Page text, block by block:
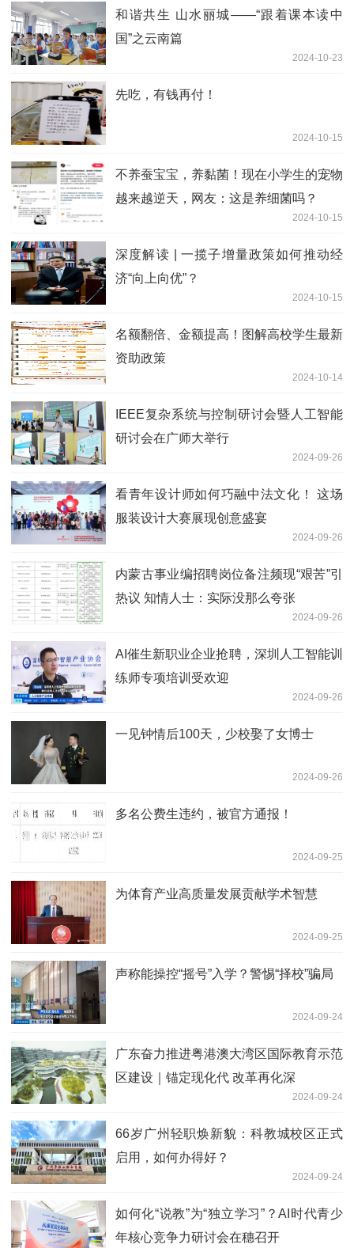
和谐共生 山水丽城——“跟着课本读中
国”之云南篇
2024-10-23
先吃，有钱再付！
2024-10-15
不养蚕宝宝，养黏菌！现在小学生的宠物
越来越逆天，网友：这是养细菌吗？
2024-10-15
深度解读 | 一揽子增量政策如何推动经
济“向上向优”？
2024-10-15
名额翻倍、金额提高！图解高校学生最新
资助政策
2024-10-14
IEEE复杂系统与控制研讨会暨人工智能
研讨会在广师大举行
2024-09-26
看青年设计师如何巧融中法文化！ 这场
服装设计大赛展现创意盛宴
2024-09-26
内蒙古事业编招聘岗位备注频现“艰苦”引
热议 知情人士：实际没那么夸张
2024-09-26
AI催生新职业企业抢聘，深圳人工智能训
练师专项培训受欢迎
2024-09-26
一见钟情后100天，少校娶了女博士
2024-09-26
多名公费生违约，被官方通报！
2024-09-25
为体育产业高质量发展贡献学术智慧
2024-09-25
声称能操控“摇号”入学？警惕“择校”骗局
2024-09-24
广东奋力推进粤港澳大湾区国际教育示范
区建设｜锚定现化代 改革再化深
2024-09-24
66岁广州轻职焕新貌：科教城校区正式
启用，如何办得好？
2024-09-24
如何化“说教”为“独立学习”？AI时代青少
年核心竞争力研讨会在穗召开